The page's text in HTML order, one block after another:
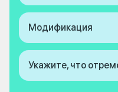
Модификация
Укажите, что